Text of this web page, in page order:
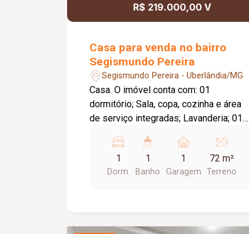
R$ 219.000,00 V
Casa para venda no bairro
Segismundo Pereira
Segismundo Pereira - Uberlândia/MG
Casa. O imóvel conta com: 01
dormitório; Sala, copa, cozinha e área
de serviço integradas; Lavanderia; 01
Localização próxima a terminal da
região; Ambientes integrados,
proporcionando melhor aproveitamento
1
Dorm.
1
Banho
1
Garagem
72 m²
Terreno